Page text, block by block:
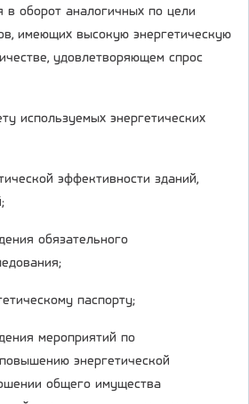
в оборот аналогичных по цели
имеющих высокую энергетическую
удовлетворяющем спрос
используемых энергетических
эффективности зданий,
обязательного
паспорту;
мероприятий по
энергетической
общего имущества